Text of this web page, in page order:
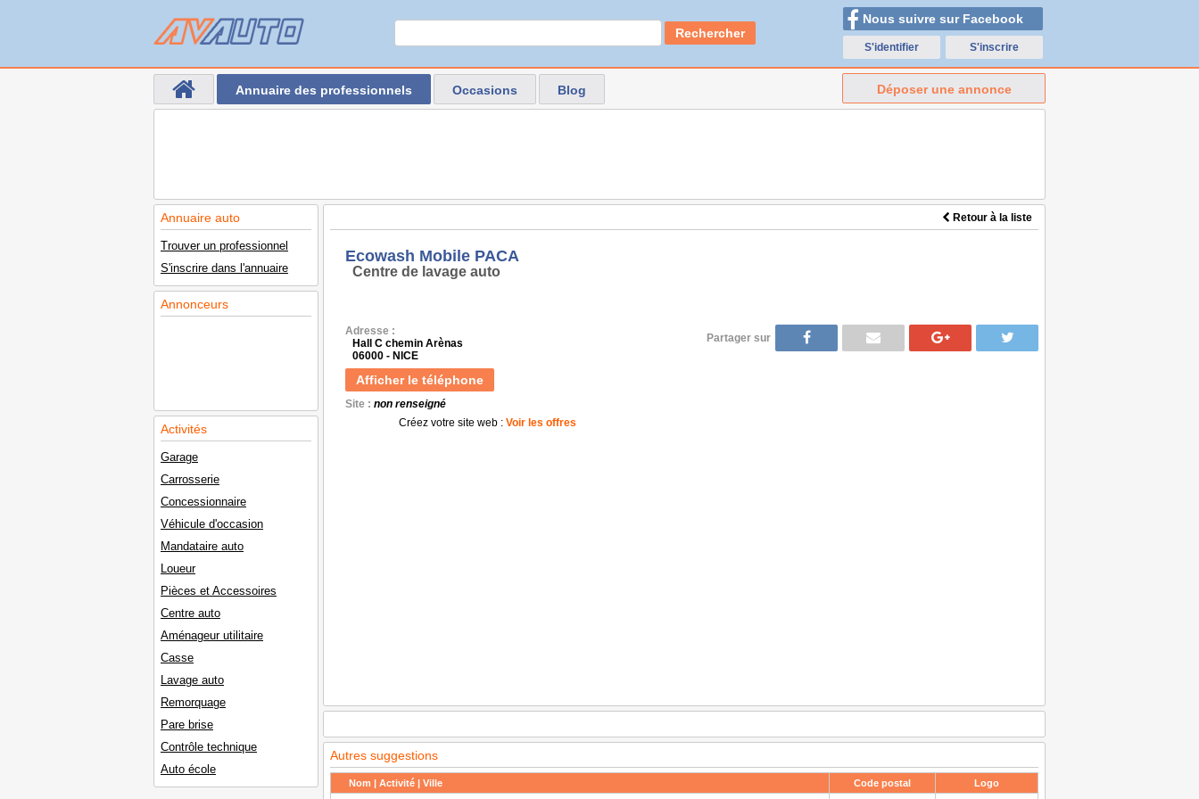
Rechercher
Nous suivre sur Facebook
S'identifier S'inscrire
Annuaire des professionnels Occasions Blog Déposer une annonce
Annuaire auto
Trouver un professionnel
S'inscrire dans l'annuaire
Annonceurs
Activités
Garage
Carrosserie
Concessionnaire
Véhicule d'occasion
Mandataire auto
Loueur
Pièces et Accessoires
Centre auto
Aménageur utilitaire
Casse
Lavage auto
Remorquage
Pare brise
Contrôle technique
Auto école
Retour à la liste
Ecowash Mobile PACA
Centre de lavage auto
Adresse :
Hall C chemin Arènas
06000 - NICE
Afficher le téléphone
Site : non renseigné
Créez votre site web : Voir les offres
Partager sur
Autres suggestions
Nom | Activité | Ville Code postal Logo